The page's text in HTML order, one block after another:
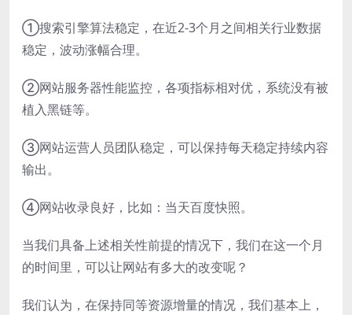
①搜索引擎算法稳定，在近2-3个月之间相关行业数据
稳定，波动涨幅合理。
②网站服务器性能监控，各项指标相对优，系统没有被
植入黑链等。
③网站运营人员团队稳定，可以保持每天稳定持续内容
输出。
④网站收录良好，比如：当天百度快照。
当我们具备上述相关性前提的情况下，我们在这一个月
的时间里，可以让网站有多大的改变呢？
我们认为，在保持同等资源增量的情况，我们基本上，